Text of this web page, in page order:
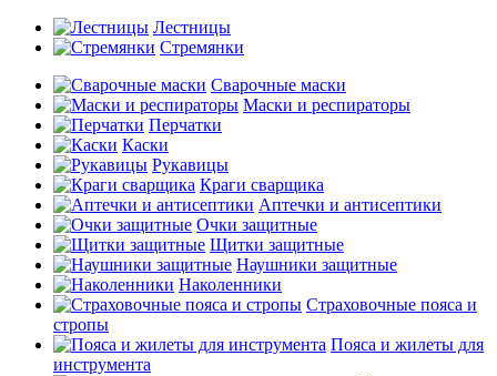
Лестницы
Стремянки
Сварочные маски
Маски и респираторы
Перчатки
Каски
Рукавицы
Краги сварщика
Аптечки и антисептики
Очки защитные
Щитки защитные
Наушники защитные
Наколенники
Страховочные пояса и
стропы
Пояса и жилеты для
инструмента